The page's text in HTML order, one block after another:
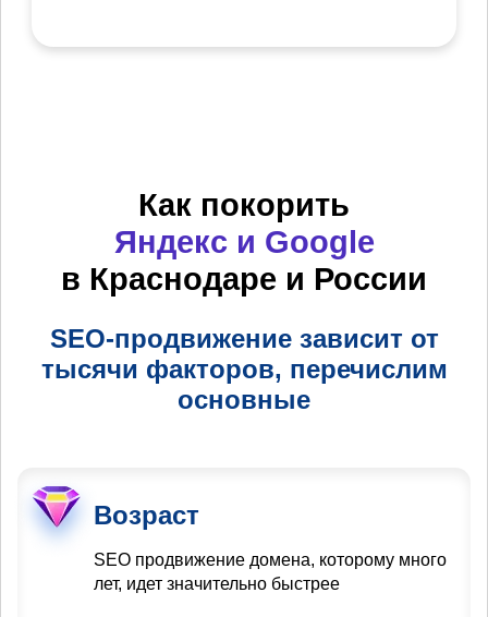
Как покорить
Яндекс и Google
в Краснодаре и России
SEO-продвижение зависит от
тысячи факторов, перечислим
основные
Возраст
SEO продвижение домена, которому много
лет, идет значительно быстрее